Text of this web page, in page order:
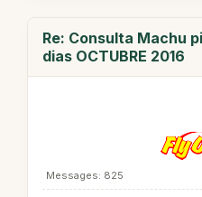
Re: Consulta Machu
dias OCTUBRE 2016
Messages: 825